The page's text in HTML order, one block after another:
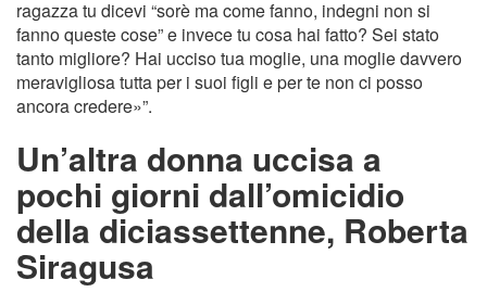
ragazza tu dicevi “sorè ma come fanno, indegni non si
fanno queste cose” e invece tu cosa hai fatto? Sei stato
tanto migliore? Hai ucciso tua moglie, una moglie davvero
meravigliosa tutta per i suoi figli e per te non ci posso
ancora credere»”.
Un’altra donna uccisa a
pochi giorni dall’omicidio
della diciassettenne, Roberta
Siragusa